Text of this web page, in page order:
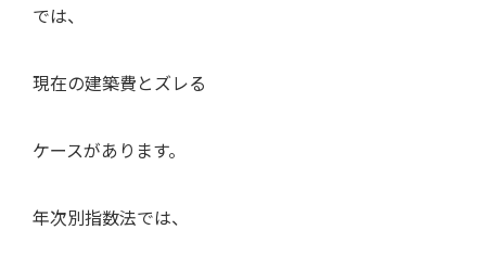
では、
現在の建築費とズレる
ケースがあります。
年次別指数法では、